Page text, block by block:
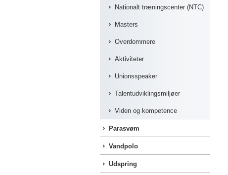
Nationalt træningscenter (NTC)
Masters
Overdommere
Aktiviteter
Unionsspeaker
Talentudviklingsmiljøer
Viden og kompetence
Parasvøm
Vandpolo
Udspring